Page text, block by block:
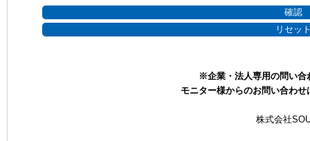
※企業・法人専用の問い合
モニター様からのお問い合わせ
株式会社